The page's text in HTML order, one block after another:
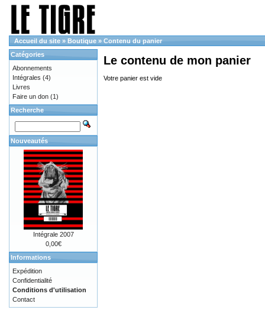
Accueil du site » Boutique » Contenu du panier
Le contenu de mon panier
Votre panier est vide
Catégories
Abonnements
Intégrales (4)
Livres
Faire un don (1)
Recherche
Nouveautés
Intégrale 2007
0,00€
Informations
Expédition
Confidentialité
Conditions d'utilisation
Contact